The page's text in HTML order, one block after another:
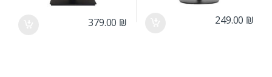
249.00 ₪
379.00 ₪